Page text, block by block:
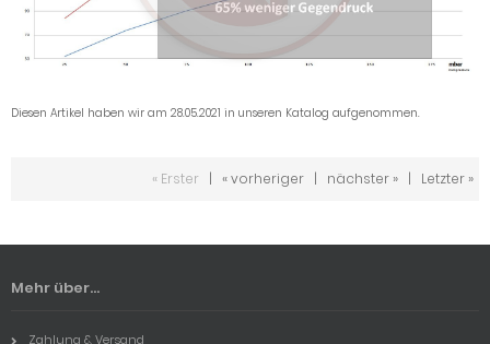
Diesen Artikel haben wir am 28.05.2021 in unseren Katalog aufgenommen.
« Erster | « vorheriger | nächster » | Letzter »
Mehr über...
Zahlung & Versand